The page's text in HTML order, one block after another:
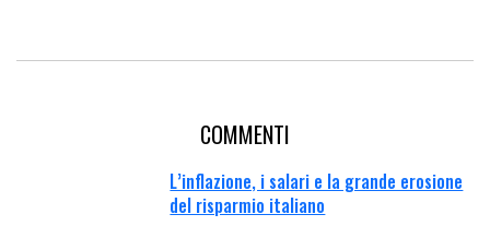
COMMENTI
L’inflazione, i salari e la grande erosione
del risparmio italiano